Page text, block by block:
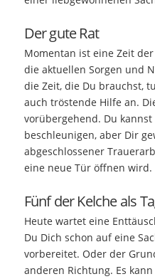
Der gute Rat
Momentan ist eine Zeit
die aktuellen Sorgen und
die Zeit, die Du brauchst,
auch tröstende Hilfe an.
vorübergehend. Du
beschleunigen, aber Dir
abgeschlossener
eine neue Tür öffnen wird.
Fünf der Kelche als
Heute wartet eine
Du Dich schon auf eine
vorbereitet. Oder der
anderen Richtung. Es